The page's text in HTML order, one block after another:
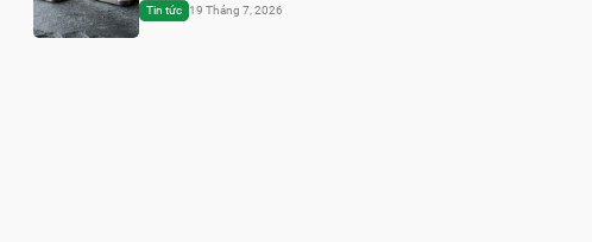
Tin tức 19 Tháng 7, 2026